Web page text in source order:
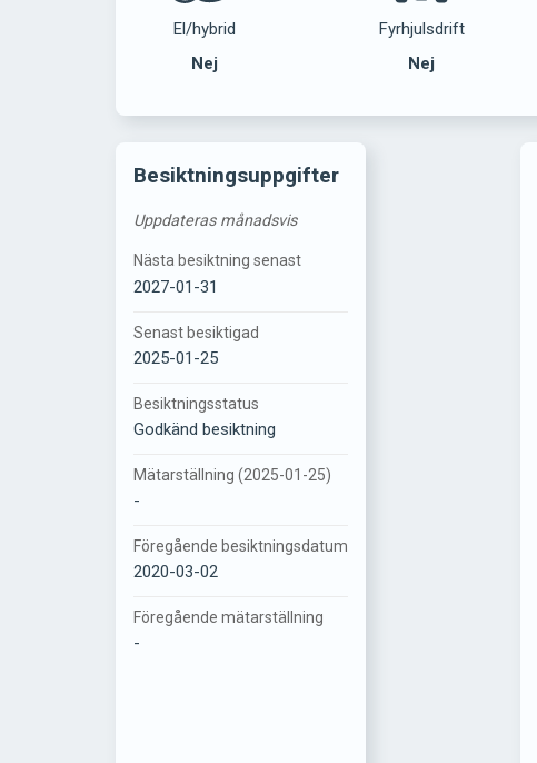
El/hybrid
Nej
Fyrhjulsdrift
Nej
Besiktningsuppgifter
Uppdateras månadsvis
Nästa besiktning senast
2027-01-31
Senast besiktigad
2025-01-25
Besiktningsstatus
Godkänd besiktning
Mätarställning (2025-01-25)
-
Föregående besiktningsdatum
2020-03-02
Föregående mätarställning
-